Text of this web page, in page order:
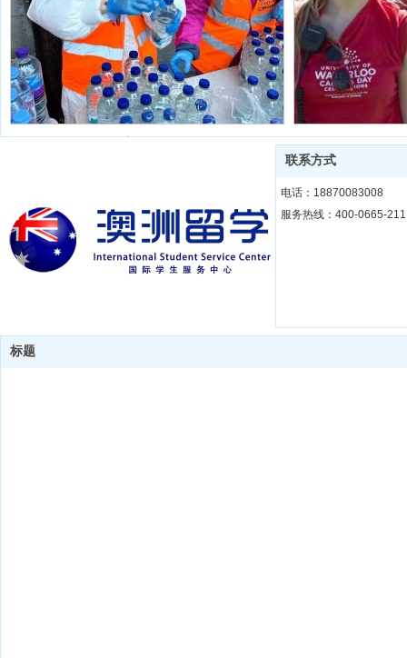
志愿活动
联系方式
电话：18870083008
服务热线：400-0665-211
标题